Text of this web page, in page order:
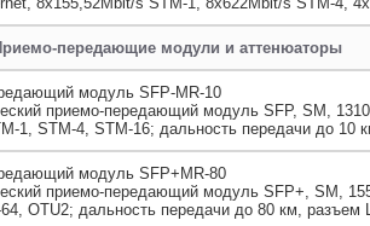
передающие модули и аттенюаторы
модуль SFP-MR-10
приемо-передающий модуль SFP, SM,
1, STM-4, STM-16; дальность передачи до 10
модуль SFP+MR-80
приемо-передающий модуль SFP+, SM,
OTU2; дальность передачи до 80 км, разъем